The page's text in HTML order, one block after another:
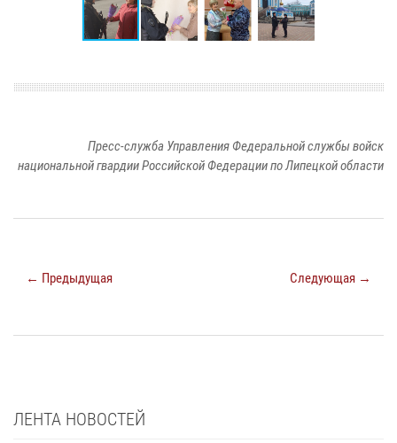
Пресс-служба Управления Федеральной службы войск
национальной гвардии Российской Федерации по Липецкой области
← Предыдущая Следующая →
ЛЕНТА НОВОСТЕЙ